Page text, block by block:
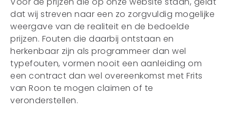
dat wij streven naar een zo zorgvuldig mogelijke
weergave van de realiteit en de bedoelde
prijzen. Fouten die daarbij ontstaan en
herkenbaar zijn als programmeer dan wel
typefouten, vormen nooit een aanleiding om
een contract dan wel overeenkomst met Frits
van Roon te mogen claimen of te
veronderstellen.